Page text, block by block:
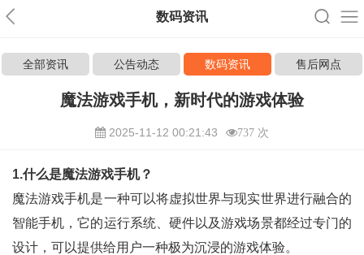
数码资讯
全部资讯 公告动态 数码资讯 售后网点
魔法游戏手机，新时代的游戏体验
2025-11-12 00:21:43 737 次
1.什么是魔法游戏手机？
魔法游戏手机是一种可以将虚拟世界与现实世界进行融合的
智能手机，它的运行系统、硬件以及游戏场景都经过专门的
设计，可以提供给用户一种极为沉浸的游戏体验。